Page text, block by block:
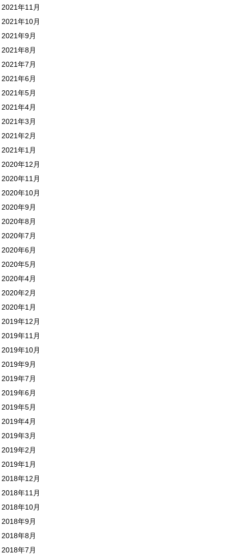
2021年11月
2021年10月
2021年9月
2021年8月
2021年7月
2021年6月
2021年5月
2021年4月
2021年3月
2021年2月
2021年1月
2020年12月
2020年11月
2020年10月
2020年9月
2020年8月
2020年7月
2020年6月
2020年5月
2020年4月
2020年2月
2020年1月
2019年12月
2019年11月
2019年10月
2019年9月
2019年7月
2019年6月
2019年5月
2019年4月
2019年3月
2019年2月
2019年1月
2018年12月
2018年11月
2018年10月
2018年9月
2018年8月
2018年7月